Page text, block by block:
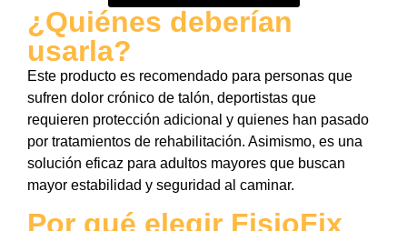
¿Quiénes deberían
usarla?
Este producto es recomendado para personas que
sufren dolor crónico de talón, deportistas que
requieren protección adicional y quienes han pasado
por tratamientos de rehabilitación. Asimismo, es una
solución eficaz para adultos mayores que buscan
mayor estabilidad y seguridad al caminar.
Por qué elegir FisioFix